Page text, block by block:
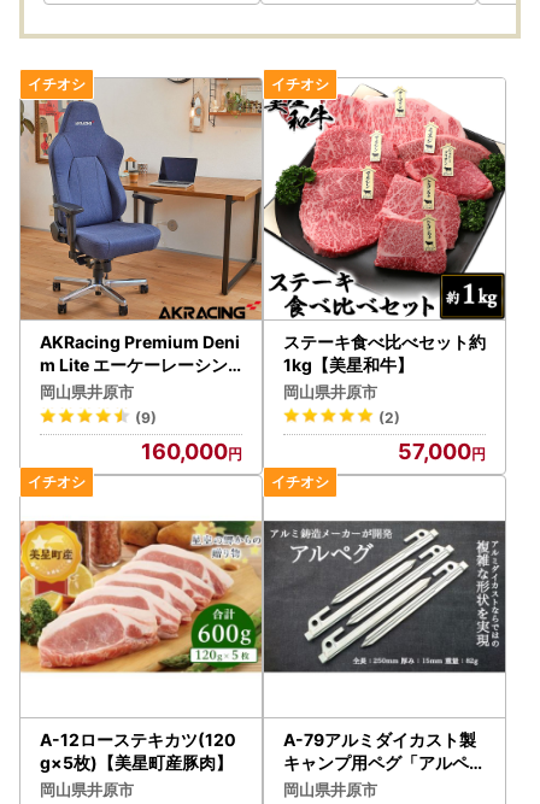
AKRacing Premium Deni
m Lite エーケーレーシン
グ ゲーミングチェア
岡山県井原市
(9)
160,000
ステーキ食べ比べセット約
1kg【美星和牛】
岡山県井原市
(2)
57,000
A-12ローステキカツ(120
g×5枚)【美星町産豚肉】
岡山県井原市
A-79アルミダイカスト製
キャンプ用ペグ「アルペグ
」8本セット
岡山県井原市